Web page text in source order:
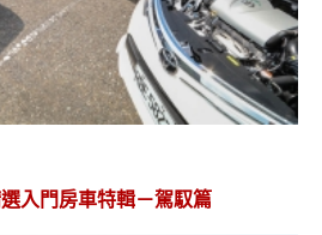
入門房車特輯－駕馭篇